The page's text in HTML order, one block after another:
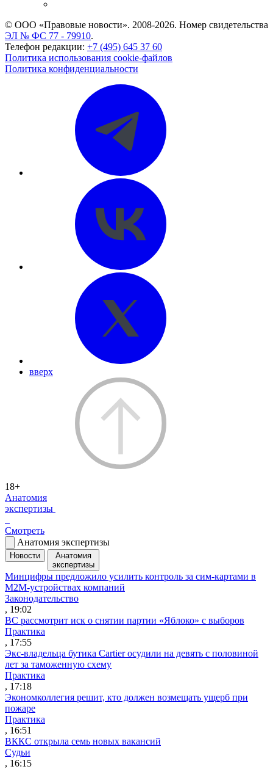
© ООО «Правовые новости». 2008-2026. Номер свидетельства
ЭЛ № ФС 77 - 79910.
Телефон редакции: +7 (495) 645 37 60
Политика использования cookie-файлов
Политика конфиденциальности
вверх
18+
Анатомия
экспертизы
Смотреть
Анатомия экспертизы
Новости
Анатомия
экспертизы
Минцифры предложило усилить контроль за сим-картами в
M2M-устройствах компаний
Законодательство
, 19:02
ВС рассмотрит иск о снятии партии «Яблоко» с выборов
Практика
, 17:55
Экс-владельца бутика Cartier осудили на девять с половиной
лет за таможенную схему
Практика
, 17:18
Экономколлегия решит, кто должен возмещать ущерб при
пожаре
Практика
, 16:51
ВККС открыла семь новых вакансий
Судьи
, 16:15